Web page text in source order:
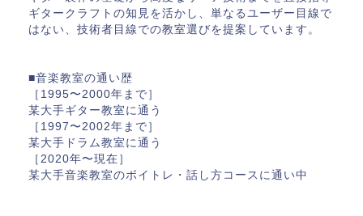
ギタークラフトの知見を活かし、単なるユーザー目線で
はない、技術者目線での教室選びを提案しています。
■音楽教室の通い歴
［1995〜2000年まで］
某大手ギター教室に通う
［1997〜2002年まで］
某大手ドラム教室に通う
［2020年〜現在］
某大手音楽教室のボイトレ・話し方コースに通い中